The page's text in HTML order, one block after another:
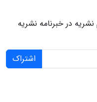
در خبرنامه نشریه
اشتراک